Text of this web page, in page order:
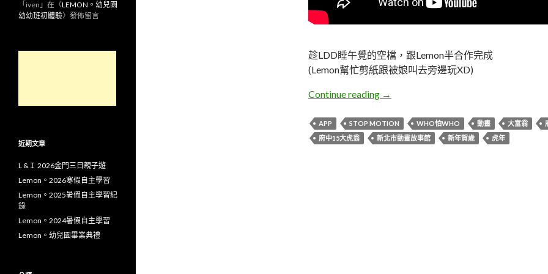
趁LDD睡午覺的空檔，跟Lemon半合作完成
(Lemon幫忙剪紙跟被娘叫去旁邊玩XD)
Continue reading Iven。《who怕who・府中15大虎翁》
→
APP STOP MOTION WHO怕WHO 動畫 大富翁
府中15大虎翁
新北市動畫故事館 新年賀歲 虎年
「 iven 」在〈LEMON。幼兒園
幼幼班初體驗〉發佈留言
近期文章
L &Ｉ 2026金門三日親子遊
Lemon。2026寒假自主學習
Lemon。2025暑假自主學習紀
錄
Lemon。2024暑假自主學習
Lemon。幼兒園畢業典禮